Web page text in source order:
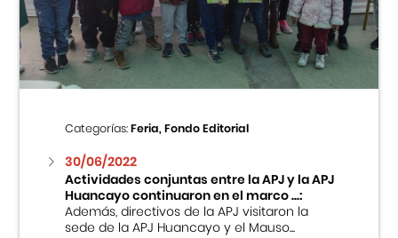
Categorías:Feria, Fondo Editorial
30/06/2022
Actividades conjuntas entre la APJ y la APJ
Huancayo continuaron en el marco ...:
Además, directivos de la APJ visitaron la
sede de la APJ Huancayo y el Mauso...